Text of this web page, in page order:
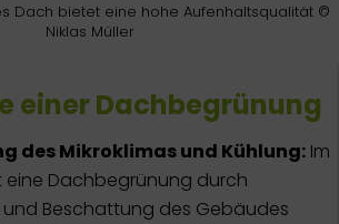
einer Dachbegrünung
des Mikroklimas und Kühlung: Im
eine Dachbegrünung durch
Beschattung des Gebäudes
Dach bietet eine hohe Aufenhaltsqualität ©
Niklas Müller